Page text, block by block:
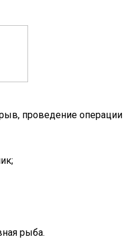
проведение операции
рыба.